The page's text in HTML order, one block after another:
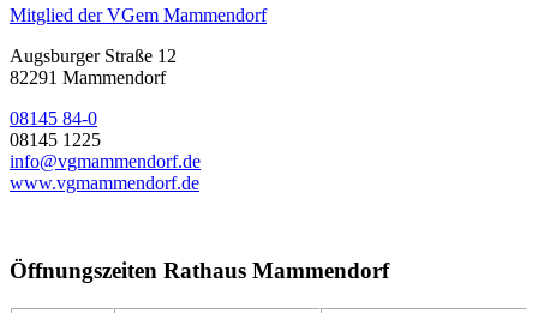
Mitglied der VGem Mammendorf
Augsburger Straße 12
82291 Mammendorf
08145 84-0
08145 1225
info@vgmammendorf.de
www.vgmammendorf.de
Öffnungszeiten Rathaus Mammendorf